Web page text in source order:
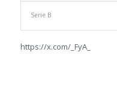
Serie B
https://x.com/_FyA_